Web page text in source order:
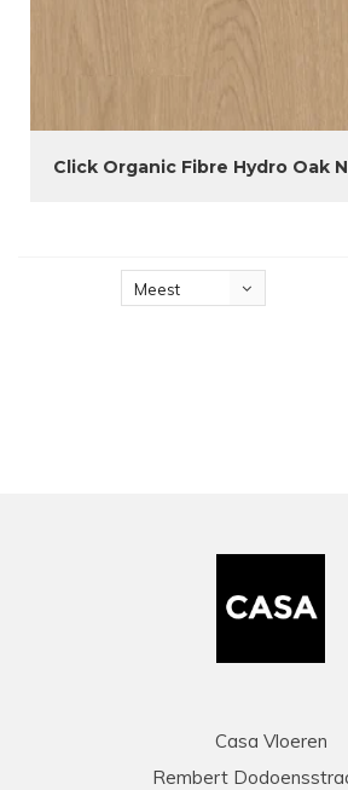
Click Organic Fibre Hydro Oak
Meest
Casa Vloeren
Rembert